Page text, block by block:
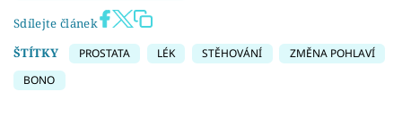
Sdílejte článek
ŠTÍTKY
PROSTATA LÉK STĚHOVÁNÍ
ZMĚNA POHLAVÍ
BONO